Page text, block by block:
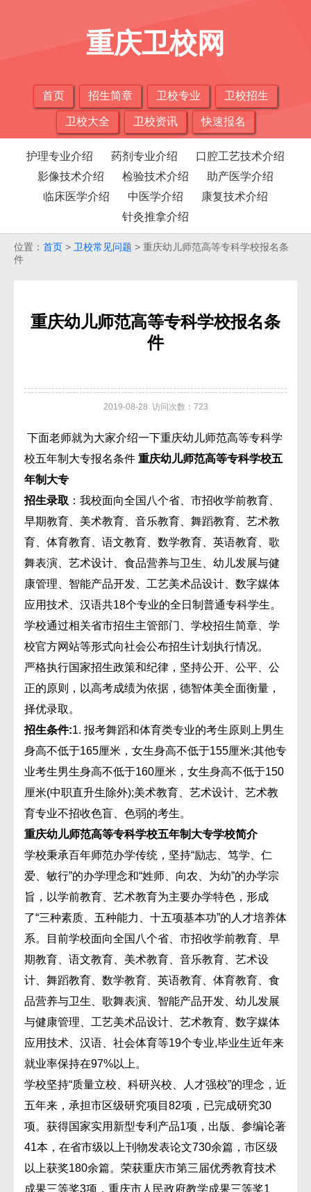
重庆卫校网
首页 招生简章 卫校专业 卫校招生
卫校大全 卫校资讯 快速报名
护理专业介绍 药剂专业介绍
口腔工艺技术介绍
影像技术介绍
检验技术介绍
助产医学介绍
临床医学介绍
中医学介绍
康复技术介绍
针灸推拿介绍
位置： 首页 > 卫校常见问题 > 重庆幼儿师范高等专科学校报名条
件
重庆幼儿师范高等专科学校报名条
件
2019-08-28 访问次数：723
下面老师就为大家介绍一下重庆幼儿师范高等专科学
校五年制大专报名条件 重庆幼儿师范高等专科学校五
年制大专
招生录取 ：我校面向全国八个省、市招收学前教育、
早期教育、美术教育、音乐教育、舞蹈教育、艺术教
育、体育教育、语文教育、数学教育、英语教育、歌
舞表演、艺术设计、食品营养与卫生、幼儿发展与健
康管理、智能产品开发、工艺美术品设计、数字媒体
应用技术、汉语共18个专业的全日制普通专科学生。
学校通过相关省市招生主管部门、学校招生简章、学
校官方网站等形式向社会公布招生计划执行情况。
严格执行国家招生政策和纪律，坚持公开、公平、公
正的原则，以高考成绩为依据，德智体美全面衡量，
择优录取。
招生条件:1. 报考舞蹈和体育类专业的考生原则上男生
身高不低于165厘米，女生身高不低于155厘米;其他专
业考生男生身高不低于160厘米，女生身高不低于150
厘米(中职直升生除外);美术教育、艺术设计、艺术教
育专业不招收色盲、色弱的考生。
重庆幼儿师范高等专科学校五年制大专学校简介
学校秉承百年师范办学传统，坚持“励志、笃学、仁
爱、敏行”的办学理念和“姓师、向农、为幼”的办学宗
旨，以学前教育、艺术教育为主要办学特色，形成
了“三种素质、五种能力、十五项基本功”的人才培养体
系。目前学校面向全国八个省、市招收学前教育、早
期教育、语文教育、美术教育、音乐教育、艺术设
计、舞蹈教育、数学教育、英语教育、体育教育、食
品营养与卫生、歌舞表演、智能产品开发、幼儿发展
与健康管理、工艺美术品设计、艺术教育、数字媒体
应用技术、汉语、社会体育等19个专业,毕业生近年来
就业率保持在97%以上。
学校坚持“质量立校、科研兴校、人才强校”的理念，近
五年来，承担市区级研究项目82项，已完成研究30
项。获得国家实用新型专利产品1项，出版、参编论著
41本，在省市级以上刊物发表论文730余篇，市区级
以上获奖180余篇。荣获重庆市第三届优秀教育技术
成果三等奖3项，重庆市人民政府教学成果三等奖1